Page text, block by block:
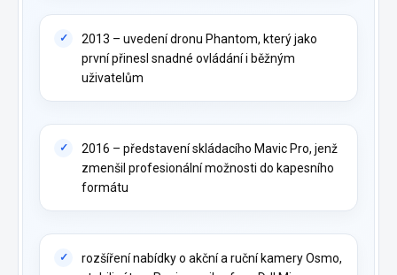
2013 – uvedení dronu Phantom, který jako
první přinesl snadné ovládání i běžným
uživatelům
2016 – představení skládacího Mavic Pro, jenž
zmenšil profesionální možnosti do kapesního
formátu
rozšíření nabídky o akční a ruční kamery Osmo,